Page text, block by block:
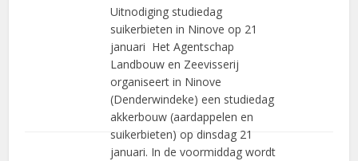
Uitnodiging studiedag
suikerbieten in Ninove op 21
januari Het Agentschap
Landbouw en Zeevisserij
organiseert in Ninove
(Denderwindeke) een studiedag
akkerbouw (aardappelen en
suikerbieten) op dinsdag 21
januari. In de voormiddag wordt